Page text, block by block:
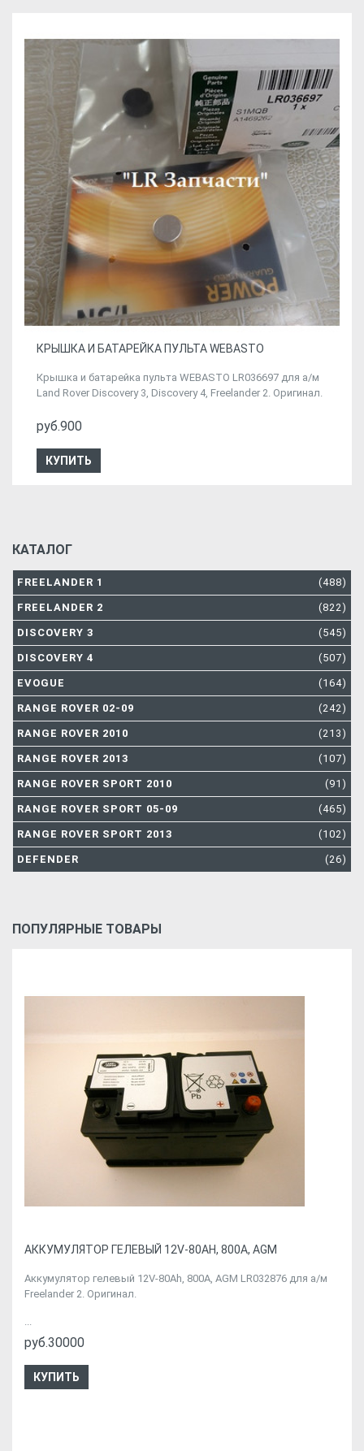
КРЫШКА И БАТАРЕЙКА ПУЛЬТА WEBASTO
Крышка и батарейка пульта WEBASTO LR036697 для а/м
Land Rover Discovery 3, Discovery 4, Freelander 2. Оригинал.
руб.900
КУПИТЬ
КАТАЛОГ
FREELANDER 1 (488)
FREELANDER 2 (822)
DISCOVERY 3 (545)
DISCOVERY 4 (507)
EVOGUE (164)
RANGE ROVER 02-09 (242)
RANGE ROVER 2010 (213)
RANGE ROVER 2013 (107)
RANGE ROVER SPORT 2010 (91)
RANGE ROVER SPORT 05-09 (465)
RANGE ROVER SPORT 2013 (102)
DEFENDER (26)
ПОПУЛЯРНЫЕ ТОВАРЫ
АККУМУЛЯТОР ГЕЛЕВЫЙ 12V-80AH, 800A, AGM
Аккумулятор гелевый 12V-80Ah, 800A, AGM LR032876 для а/м
Freelander 2. Оригинал.
...
руб.30000
КУПИТЬ